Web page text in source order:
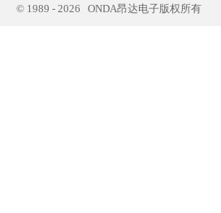
© 1989 - 2026 ONDA昂达电子版权所有